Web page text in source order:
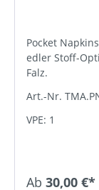
Pocket
edler Stoff-
Falz.
Art.-Nr.
VPE: 1
Ab 30,00 €*